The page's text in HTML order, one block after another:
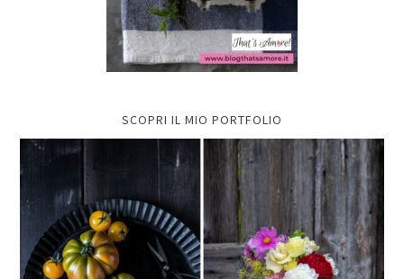
SCOPRI IL MIO PORTFOLIO